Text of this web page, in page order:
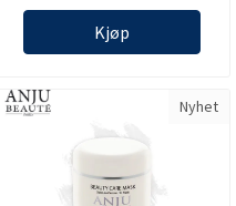
Kjøp
Nyhet